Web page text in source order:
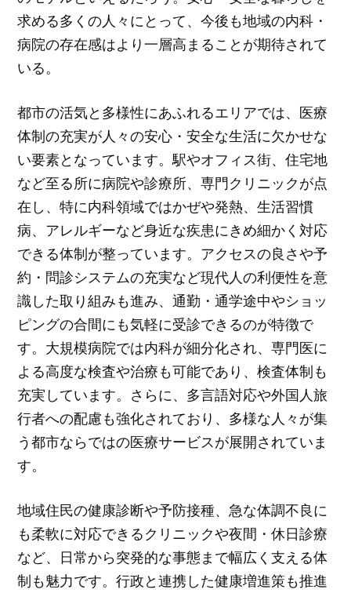
求める多くの人々にとって、今後も地域の内科・
病院の存在感はより一層高まることが期待されて
いる。
都市の活気と多様性にあふれるエリアでは、医療
体制の充実が人々の安心・安全な生活に欠かせな
い要素となっています。駅やオフィス街、住宅地
など至る所に病院や診療所、専門クリニックが点
在し、特に内科領域ではかぜや発熱、生活習慣
病、アレルギーなど身近な疾患にきめ細かく対応
できる体制が整っています。アクセスの良さや予
約・問診システムの充実など現代人の利便性を意
識した取り組みも進み、通勤・通学途中やショッ
ピングの合間にも気軽に受診できるのが特徴で
す。大規模病院では内科が細分化され、専門医に
よる高度な検査や治療も可能であり、検査体制も
充実しています。さらに、多言語対応や外国人旅
行者への配慮も強化されており、多様な人々が集
う都市ならではの医療サービスが展開されていま
す。
地域住民の健康診断や予防接種、急な体調不良に
も柔軟に対応できるクリニックや夜間・休日診療
など、日常から突発的な事態まで幅広く支える体
制も魅力です。行政と連携した健康増進策も推進